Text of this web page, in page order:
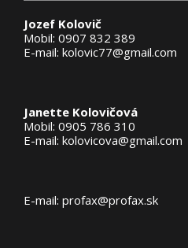
Jozef Kolovič
Mobil: 0907 832 389
E-mail: kolovic77@gmail.com
Janette Kolovičová
Mobil: 0905 786 310
E-mail: kolovicova@gmail.com
E-mail: profax@profax.sk